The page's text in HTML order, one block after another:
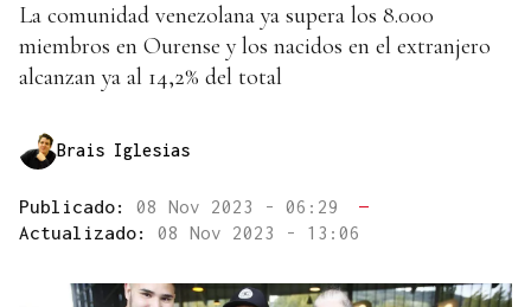
La comunidad venezolana ya supera los 8.000
miembros en Ourense y los nacidos en el extranjero
alcanzan ya al 14,2% del total
Brais Iglesias
Publicado: 08 Nov 2023 - 06:29
—
Actualizado: 08 Nov 2023 - 13:06